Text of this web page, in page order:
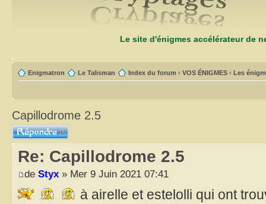
Le site d'énigmes accélérateur de
Enigmatron Le Talisman Index du forum ‹ VOS ÉNIGMES ‹ Les
Capillodrome 2.5
Répondre
Re: Capillodrome 2.5
de Styx » Mer 9 Juin 2021 07:41
à airelle et estelolli qui ont